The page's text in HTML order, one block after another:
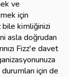
ve
için
bile kimliğinizi
asla doğrudan
Fizz'e davet
için de